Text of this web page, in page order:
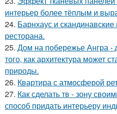
интерьер более тёплым и
24. Барнхаус и
ресторана.
25. Дом на побережье Ангра -
того, как архитектура может
природы.
26. Квартира с атмосферой
27. Как сделать тв - зону
способ придать интерьеру